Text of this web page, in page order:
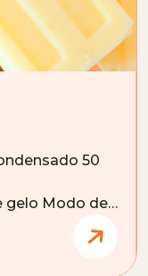
50
gelo Modo de…